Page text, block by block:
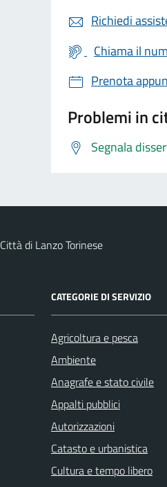
Richiedi
Chiama il
Prenota
Problemi in
Segnala
Città di Lanzo Torinese
CATEGORIE DI SERVIZIO
Agricoltura e pesca
Ambiente
Anagrafe e stato civile
Appalti pubblici
Autorizzazioni
Catasto e urbanistica
Cultura e tempo libero